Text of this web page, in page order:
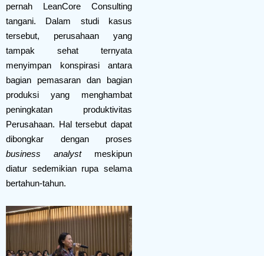
pernah LeanCore Consulting
tangani. Dalam studi kasus
tersebut, perusahaan yang
tampak sehat ternyata
menyimpan konspirasi antara
bagian pemasaran dan bagian
produksi yang menghambat
peningkatan produktivitas
Perusahaan. Hal tersebut dapat
dibongkar dengan proses
business analystmeskipun
diatur sedemikian rupa selama
bertahun-tahun.